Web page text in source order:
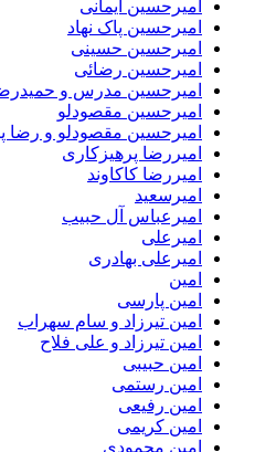
امیرحسین ایمانی
امیرحسین پاک نهاد
امیرحسین حسینی
امیرحسین رضائی
امیرحسین مدرس و
امیرحسین مقصودلو
امیرحسین مقصودلو و رضا
امیررضا پرهیزکاری
امیررضا کاکاوند
امیرسعید
امیرعباس آل حبیب
امیرعلی
امیرعلی بهادری
امین
امین پارسی
امین تیرزاد و سام سهراب
امین تیرزاد و علی فلاح
امین حبیبی
امین رستمی
امین رفیعی
امین کریمی
امین محمودی